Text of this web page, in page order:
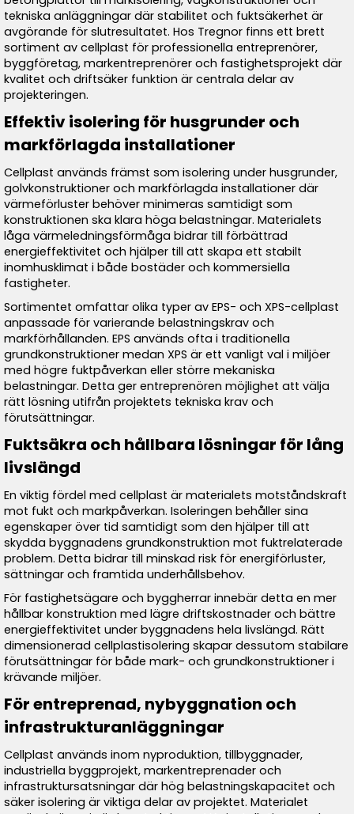
tekniska anläggningar där stabilitet och fuktsäkerhet är
avgörande för slutresultatet. Hos Tregnor finns ett brett
sortiment av cellplast för professionella entreprenörer,
byggföretag, markentreprenörer och fastighetsprojekt där
kvalitet och driftsäker funktion är centrala delar av
projekteringen.
Effektiv isolering för husgrunder och
markförlagda installationer
Cellplast används främst som isolering under husgrunder,
golvkonstruktioner och markförlagda installationer där
värmeförluster behöver minimeras samtidigt som
konstruktionen ska klara höga belastningar. Materialets
låga värmeledningsförmåga bidrar till förbättrad
energieffektivitet och hjälper till att skapa ett stabilt
inomhusklimat i både bostäder och kommersiella
fastigheter.
Sortimentet omfattar olika typer av EPS- och XPS-cellplast
anpassade för varierande belastningskrav och
markförhållanden. EPS används ofta i traditionella
grundkonstruktioner medan XPS är ett vanligt val i miljöer
med högre fuktpåverkan eller större mekaniska
belastningar. Detta ger entreprenören möjlighet att välja
rätt lösning utifrån projektets tekniska krav och
förutsättningar.
Fuktsäkra och hållbara lösningar för lång
livslängd
En viktig fördel med cellplast är materialets motståndskraft
mot fukt och markpåverkan. Isoleringen behåller sina
egenskaper över tid samtidigt som den hjälper till att
skydda byggnadens grundkonstruktion mot fuktrelaterade
problem. Detta bidrar till minskad risk för energiförluster,
sättningar och framtida underhållsbehov.
För fastighetsägare och byggherrar innebär detta en mer
hållbar konstruktion med lägre driftskostnader och bättre
energieffektivitet under byggnadens hela livslängd. Rätt
dimensionerad cellplastisolering skapar dessutom stabilare
förutsättningar för både mark- och grundkonstruktioner i
krävande miljöer.
För entreprenad, nybyggnation och
infrastrukturanläggningar
Cellplast används inom nyproduktion, tillbyggnader,
industriella byggprojekt, markentreprenader och
infrastruktursatsningar där hög belastningskapacitet och
säker isolering är viktiga delar av projektet. Materialet